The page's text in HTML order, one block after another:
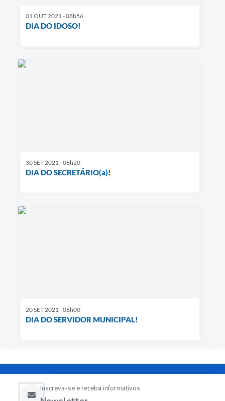
01 OUT 2021 - 08h56
DIA DO IDOSO!
30 SET 2021 - 08h20
DIA DO SECRETÁRIO(a)!
20 SET 2021 - 08h00
DIA DO SERVIDOR MUNICIPAL!
Inscreva-se e receba informativos